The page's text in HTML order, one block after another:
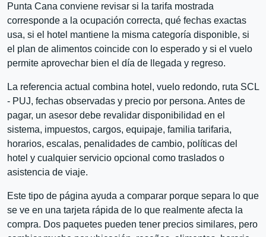
Punta Cana conviene revisar si la tarifa mostrada
corresponde a la ocupación correcta, qué fechas exactas
usa, si el hotel mantiene la misma categoría disponible, si
el plan de alimentos coincide con lo esperado y si el vuelo
permite aprovechar bien el día de llegada y regreso.
La referencia actual combina hotel, vuelo redondo, ruta SCL
- PUJ, fechas observadas y precio por persona. Antes de
pagar, un asesor debe revalidar disponibilidad en el
sistema, impuestos, cargos, equipaje, familia tarifaria,
horarios, escalas, penalidades de cambio, políticas del
hotel y cualquier servicio opcional como traslados o
asistencia de viaje.
Este tipo de página ayuda a comparar porque separa lo que
se ve en una tarjeta rápida de lo que realmente afecta la
compra. Dos paquetes pueden tener precios similares, pero